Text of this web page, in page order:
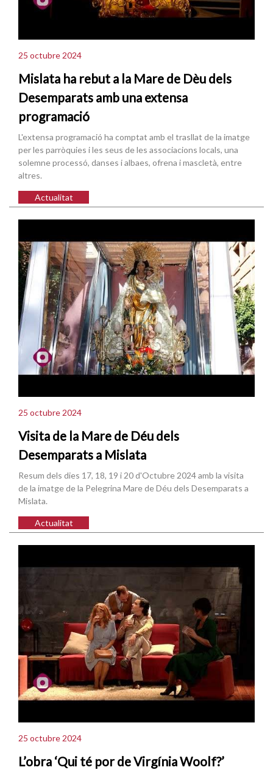
25 octubre 2024
Mislata ha rebut a la Mare de Dèu dels
Desemparats amb una extensa
programació
L'extensa programació ha comptat amb el trasllat de la imatge
per les parròquies i les seus de les associacions locals, una
solemne processó, danses i albaes, ofrena i mascletà, entre
altres.
Actualitat
25 octubre 2024
Visita de la Mare de Déu dels
Desemparats a Mislata
Resum dels dies 17, 18, 19 i 20 d'Octubre 2024 amb la visita
de la imatge de la Pelegrina Mare de Déu dels Desemparats a
Mislata.
Actualitat
25 octubre 2024
L’obra ‘Qui té por de Virgínia Woolf?’